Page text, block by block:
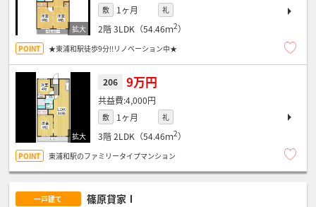
敷 1ヶ月 礼
2階3LDK（54.46ｍ2）
★東浦和駅徒歩9分!!リノベーション中★
206 9万円
4,000円
敷 1ヶ月 礼
3階2LDK（54.46ｍ2）
東浦和駅のファミリータイプマンション
一戸建て 篠原貸家Ⅰ